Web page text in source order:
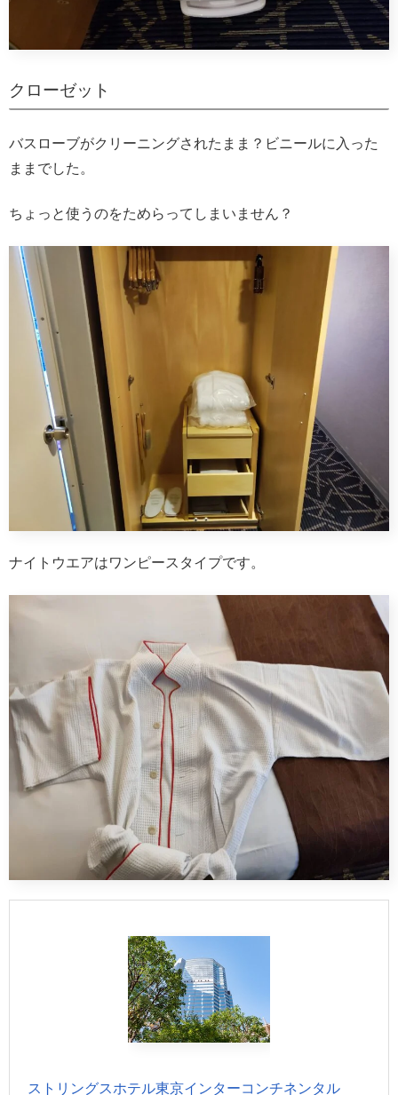
クローゼット
バスローブがクリーニングされたまま？ビニールに入った
ままでした。
ちょっと使うのをためらってしまいません？
ナイトウエアはワンピースタイプです。
ストリングスホテル東京インターコンチネンタル